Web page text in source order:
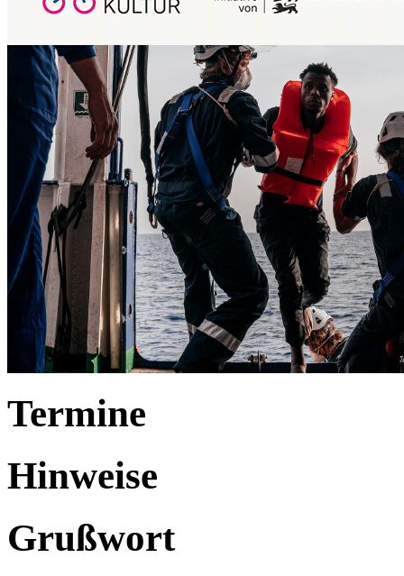
Termine
Hinweise
Grußwort